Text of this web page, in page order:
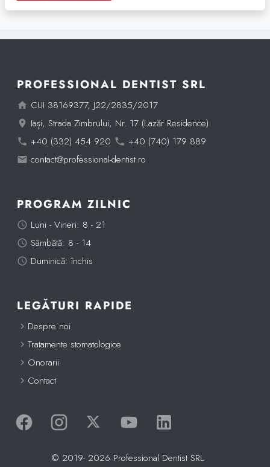
PROFESSIONAL DENTIST SRL
CUI 38169377, J22/2835/2017
Iași, Strada Zimbrului, Nr. 17 (Lazăr Residence)
+40 (332) 454 920
+40 (740) 179 889
contact@professional-dentist.ro
PROGRAM ZILNIC
Luni - Vineri: 8 - 21
Sâmbătă: 8 - 14
Duminică: închis
LEGĂTURI RAPIDE
Despre noi
Tratamente stomatologice
Onorarii
Contact
FacebookInstagramTwitter (X)Canal de Youtube
© 2019- 2026 Professional Dentist SRL